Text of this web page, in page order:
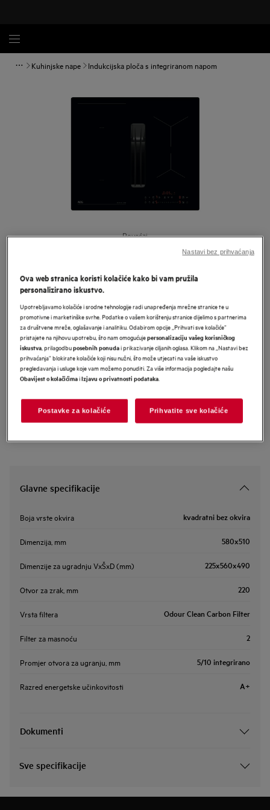
Kuhinjske nape Indukcijska ploča s integriranom napom
Povećaj
NCT64B00CB
AEG Extractor Hob 60 cm
Informacijski list proizvoda
2023/988 navedeni su u poglavljima 1 i 2 korisničkog priručnika.
Za sigurno korištenje proizvoda pročitajte cijeli korisnički
Glavne specifikacije
Boja vrste okvira kvadratni bez okvira
Dimenzija, mm 580x510
Dimenzije za ugradnju VxŠxD (mm) 225x560x490
Otvor za zrak, mm 220
Vrsta filtera Odour Clean Carbon Filter
Filter za masnoću 2
Promjer otvora za ugranju, mm 5/10 integrirano
Razred energetske učinkovitosti A+
Dokumenti
Sve specifikacije
Ova web stranica koristi kolačiće kako bi vam pružila
personalizirano iskustvo.
Upotrebljavamo kolačiće i srodne tehnologije radi unapređenja mrežne stranice te u
promotivne i marketinške svrhe. Podatke o vašem korištenju stranice dijelimo s partnerima
za društvene mreže, oglašavanje i analitiku. Odabirom opcije „Prihvati sve kolačiće”
pristajete na njihovu upotrebu, što nam omogućujepersonalizaciju vašeg korisničkog
iskustva, prilagodbuposebnih ponudai prikazivanje ciljanih oglasa. Klikom na „Nastavi bez
prihvaćanja” blokirate kolačiće koji nisu nužni, što može utjecati na vaše iskustvo
pregledavanja i usluge koje vam možemo ponuditi. Za više informacija pogledajte našu
Obavijest o kolačićimaiIzjavu o privatnosti podataka.
Postavke za kolačiće Prihvatite sve kolačiće
Nastavi bez prihvaćanja